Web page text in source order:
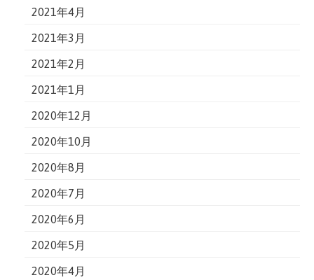
2021年4月
2021年3月
2021年2月
2021年1月
2020年12月
2020年10月
2020年8月
2020年7月
2020年6月
2020年5月
2020年4月